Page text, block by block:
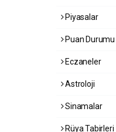
Piyasalar
Puan Durumu
Eczaneler
Astroloji
Sinamalar
Rüya Tabirleri